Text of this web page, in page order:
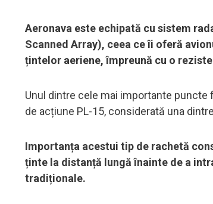
Aeronava este echipată cu sistem
Scanned Array), ceea ce îi oferă
țintelor aeriene, împreună cu o
Unul dintre cele mai importante puncte
de acțiune PL-15, considerată una
Importanța acestui tip de rachetă
ținte la distanță lungă înainte de a
tradiționale.